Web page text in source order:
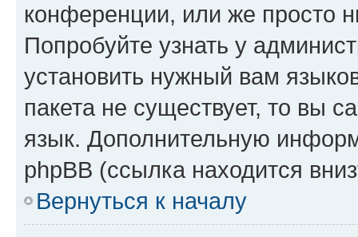
конференции, или же просто
Попробуйте узнать у
установить нужный вам
пакета не существует, то вы
язык. Дополнительную
phpBB (ссылка находится
Вернуться к началу